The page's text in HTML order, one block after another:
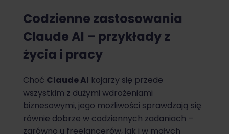
Codzienne zastosowania
Claude AI – przykłady z
życia i pracy
Choć Claude AI kojarzy się przede
wszystkim z dużymi wdrożeniami
biznesowymi, jego możliwości sprawdzają się
równie dobrze w codziennych zadaniach –
zarówno u freelancerów, jak i w małych